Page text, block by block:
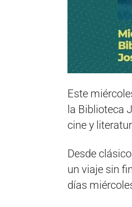
Este
la Biblioteca
cine y
Desde
un viaje sin
días